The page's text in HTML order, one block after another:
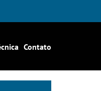
Contato